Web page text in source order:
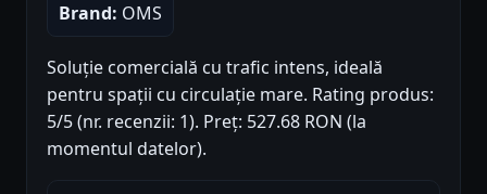
Brand: OMS
Soluție comercială cu trafic intens, ideală
pentru spații cu circulație mare. Rating produs:
5/5 (nr. recenzii: 1). Preț: 527.68 RON (la
momentul datelor).